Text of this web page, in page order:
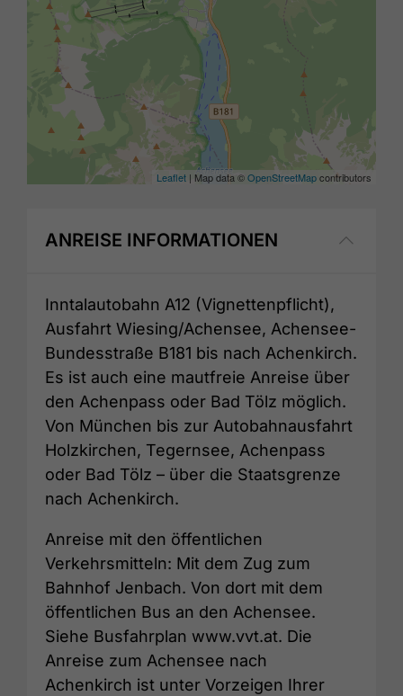
Leaflet | Map data ©OpenStreetMapcontributors
ANREISE INFORMATIONEN
Inntalautobahn A12 (Vignettenpflicht),
Ausfahrt Wiesing/Achensee, Achensee-
Bundesstraße B181 bis nach Achenkirch.
Es ist auch eine mautfreie Anreise über
den Achenpass oder Bad Tölz möglich.
Von München bis zur Autobahnausfahrt
Holzkirchen, Tegernsee, Achenpass
oder Bad Tölz – über die Staatsgrenze
nach Achenkirch.
Anreise mit den öffentlichen
Verkehrsmitteln: Mit dem Zug zum
Bahnhof Jenbach. Von dort mit dem
öffentlichen Bus an den Achensee.
Siehe Busfahrplan www.vvt.at. Die
Anreise zum Achensee nach
Achenkirch ist unter Vorzeigen Ihrer